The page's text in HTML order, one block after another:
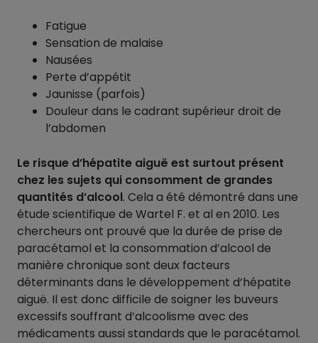
Fatigue
Sensation de malaise
Nausées
Perte d’appétit
Jaunisse (parfois)
Douleur dans le cadrant supérieur droit de
l’abdomen
Le risque d’hépatite aiguë est surtout présent
chez les sujets qui consomment de grandes
quantités d’alcool. Cela a été démontré dans une
étude scientifique de Wartel F. et al en 2010. Les
chercheurs ont prouvé que la durée de prise de
paracétamol et la consommation d’alcool de
manière chronique sont deux facteurs
déterminants dans le développement d’hépatite
aiguë. Il est donc difficile de soigner les buveurs
excessifs souffrant d’alcoolisme avec des
médicaments aussi standards que le paracétamol.